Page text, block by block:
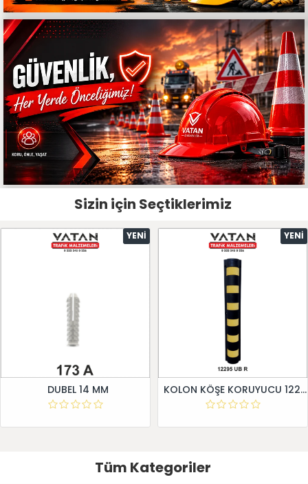
Sizin için Seçtiklerimiz
YENI
DUBEL 14 MM
YENI
KOLON KÖŞE KORUYUCU 12295 UB R
Tüm Kategoriler